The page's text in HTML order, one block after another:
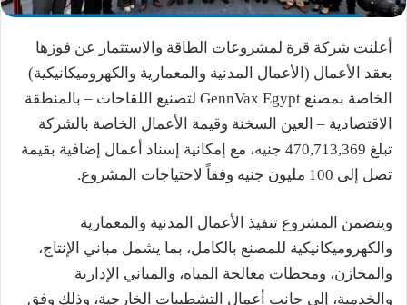
أعلنت شركة قرة لمشروعات الطاقة والاستثمار عن فوزها
بعقد الأعمال (الأعمال المدنية والمعمارية والكهروميكانيكية)
الخاصة بمصنع GennVax Egypt لتصنيع اللقاحات – بالمنطقة
الاقتصادية – العين السخنة وقيمة الأعمال الخاصة بالشركة
تبلغ 470,713,369 جنيه، مع إمكانية إسناد أعمال إضافية بقيمة
تصل إلى 100 مليون جنيه وفقاً لاحتياجات المشروع.
ويتضمن المشروع تنفيذ الأعمال المدنية والمعمارية
والكهروميكانيكية للمصنع بالكامل، بما يشمل مباني الإنتاج،
والمخازن، ومحطات معالجة المياه، والمباني الإدارية
والخدمية، إلى جانب أعمال التشطيبات الخارجية، وذلك وفق